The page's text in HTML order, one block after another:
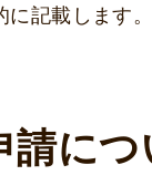
記載します。
請につ